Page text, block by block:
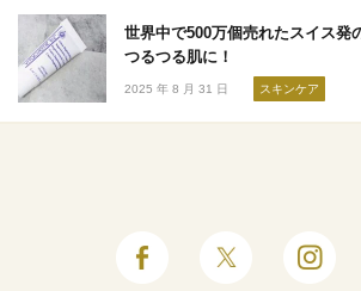
世界中で500万個売れたスイス発
つるつる肌に！
2025 年 8 月 31 日 スキンケア